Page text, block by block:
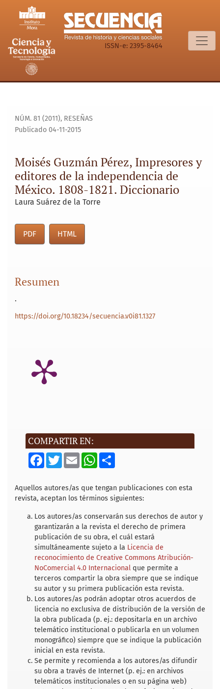
Moisés Guzmán Pérez, Impresores y editores de la
ISSN-e: 2395-8464
NÚM. 81 (2011), RESEÑAS
Moisés Guzmán Pérez, Impresores y
editores de la independencia de
México. 1808-1821. Diccionario
Publicado 04-11-2015
Laura Suárez de la Torre
PDF HTML
COMPARTIR EN:
F
a
b
o
o
T
w
t
e
r
E
m
l
W
s
A
p
S
e
Resumen
.
https://doi.org/10.18234/secuencia.v0i81.1327
Aquellos autores/as que tengan publicaciones con esta
revista, aceptan los términos siguientes:
Los autores/as conservarán sus derechos de autor y
garantizarán a la revista el derecho de primera
publicación de su obra, el cuál estará
simultáneamente sujeto a la Licencia de
reconocimiento de Creative Commons Atribución-
NoComercial 4.0 Internacional que permite a
terceros compartir la obra siempre que se indique
su autor y su primera publicación esta revista.
Los autores/as podrán adoptar otros acuerdos de
licencia no exclusiva de distribución de la versión de
la obra publicada (p. ej.: depositarla en un archivo
telemático institucional o publicarla en un volumen
monográfico) siempre que se indique la publicación
inicial en esta revista.
Se permite y recomienda a los autores/as difundir
su obra a través de Internet (p. ej.: en archivos
telemáticos institucionales o en su página web)